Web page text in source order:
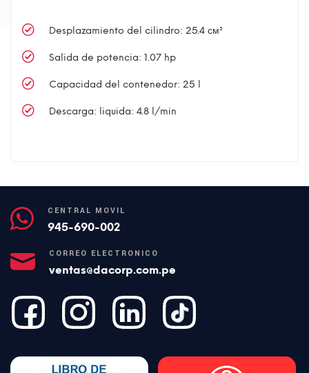
Desplazamiento del cilindro: 25.4 см³
Salida de potencia: 1.07 hp
Capacidad del contenedor: 25 l
Descarga: liquida: 4.8 l/min
CENTRAL MÓVIL
945-690-002
CORREO ELECTRÓNICO
ventas@dacorp.com.pe